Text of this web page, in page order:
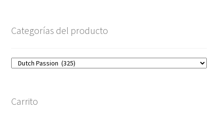
Categorías del producto
Carrito